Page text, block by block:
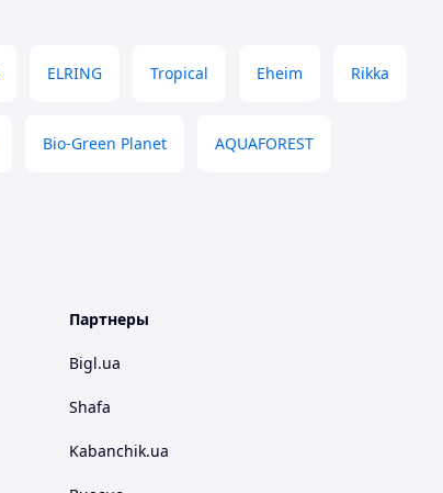
ELRING Tropical Eheim Rikka
Bio-Green Planet AQUAFOREST
Партнеры
Bigl.ua
Shafa
Kabanchik.ua